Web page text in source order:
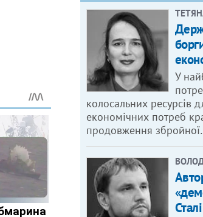
У
колосальних ресурсів
економічних потреб
продовження